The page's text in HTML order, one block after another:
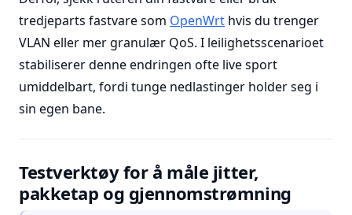
tredjeparts fastvare som OpenWrt hvis du trenger
VLAN eller mer granulær QoS. I leilighetsscenarioet
stabiliserer denne endringen ofte live sport
umiddelbart, fordi tunge nedlastinger holder seg i
sin egen bane.
Testverktøy for å måle jitter,
pakketap og gjennomstrømning